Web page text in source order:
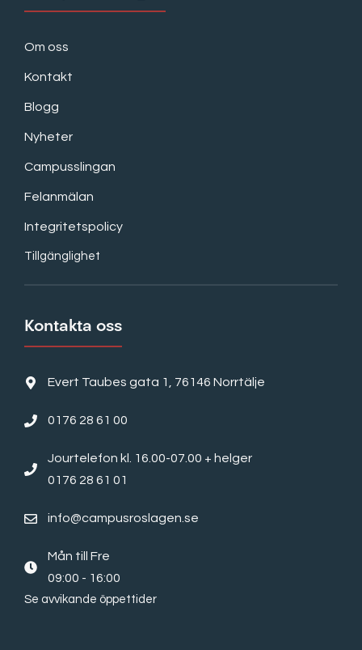
Om oss
Kontakt
Blogg
Nyheter
Campusslingan
Felanmälan
Integritetspolicy
Tillgänglighet
Kontakta oss
Evert Taubes gata 1, 76146 Norrtälje
0176 28 61 00
Jourtelefon kl. 16.00-07.00 + helger
0176 28 61 01
info@campusroslagen.se
Mån till Fre
09:00 - 16:00
Se avvikande öppettider